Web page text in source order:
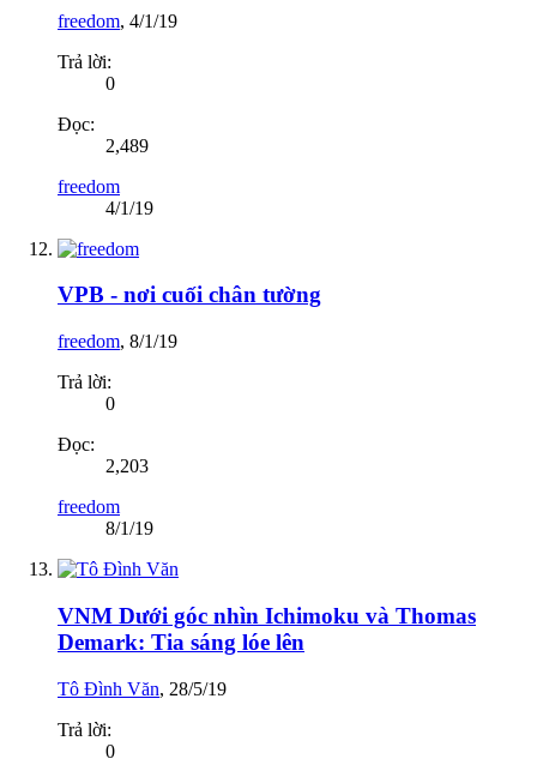
freedom, 4/1/19
Trả lời:
0
Đọc:
2,489
freedom
4/1/19
VPB - nơi cuối chân tường
freedom, 8/1/19
Trả lời:
0
Đọc:
2,203
freedom
8/1/19
VNM Dưới góc nhìn Ichimoku và Thomas
Demark: Tia sáng lóe lên
Tô Đình Văn, 28/5/19
Trả lời:
0